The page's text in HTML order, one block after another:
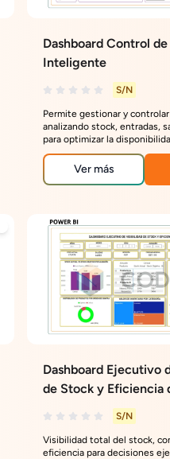
Dashboard Control
Inteligente
S/N
Permite gestionar y
analizando stock, entradas,
para optimizar la
del almacén.
Ver más
Dashboard Ejecutivo
de Stock y Eficiencia
S/N
Visibilidad total del stock,
eficiencia para decisiones